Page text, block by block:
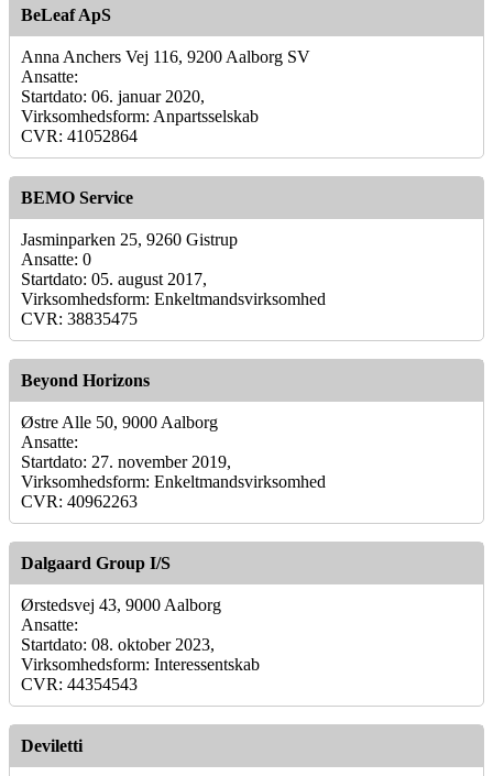
BeLeaf ApS
Anna Anchers Vej 116, 9200 Aalborg SV
Ansatte:
Startdato: 06. januar 2020,
Virksomhedsform: Anpartsselskab
CVR: 41052864
BEMO Service
Jasminparken 25, 9260 Gistrup
Ansatte: 0
Startdato: 05. august 2017,
Virksomhedsform: Enkeltmandsvirksomhed
CVR: 38835475
Beyond Horizons
Østre Alle 50, 9000 Aalborg
Ansatte:
Startdato: 27. november 2019,
Virksomhedsform: Enkeltmandsvirksomhed
CVR: 40962263
Dalgaard Group I/S
Ørstedsvej 43, 9000 Aalborg
Ansatte:
Startdato: 08. oktober 2023,
Virksomhedsform: Interessentskab
CVR: 44354543
Deviletti